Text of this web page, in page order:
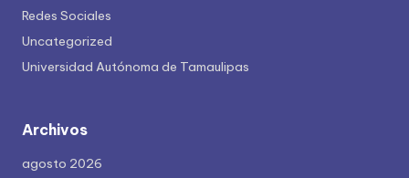
Redes Sociales
Uncategorized
Universidad Autónoma de Tamaulipas
Archivos
agosto 2026